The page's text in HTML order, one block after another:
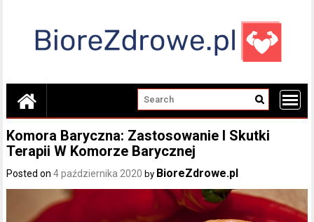
Komora Baryczna: Zastosowanie I Skutki
Terapii W Komorze Barycznej
Posted on4 października 2020 by BioreZdrowe.pl